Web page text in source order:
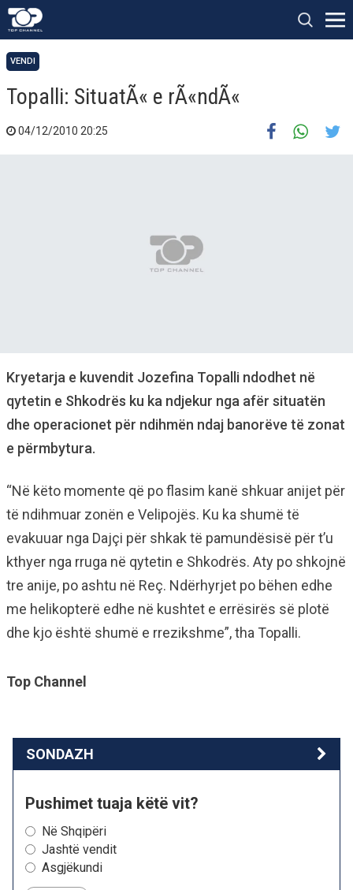
VENDI
Topalli: SituatÃ« e rÃ«ndÃ«
04/12/2010 20:25
Kryetarja e kuvendit Jozefina Topalli ndodhet në
qytetin e Shkodrës ku ka ndjekur nga afër situatën
dhe operacionet për ndihmën ndaj banorëve të zonat
e përmbytura.
“Në këto momente që po flasim kanë shkuar anijet për
të ndihmuar zonën e Velipojës. Ku ka shumë të
evakuuar nga Dajçi për shkak të pamundësisë për t’u
kthyer nga rruga në qytetin e Shkodrës. Aty po shkojnë
tre anije, po ashtu në Reç. Ndërhyrjet po bëhen edhe
me helikopterë edhe në kushtet e errësirës së plotë
dhe kjo është shumë e rrezikshme”, tha Topalli.
Top Channel
SONDAZH
Pushimet tuaja këtë vit?
Në Shqipëri
Jashtë vendit
Asgjëkundi